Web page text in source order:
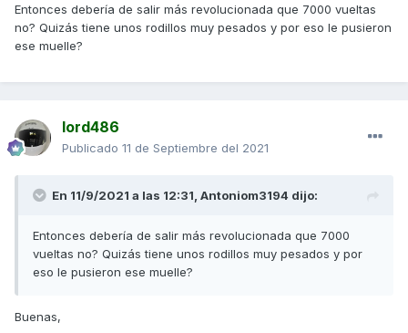
variadores y al ser más duro hace que la correa esté más
tensa, lo que mejora la respuesta al puño. También hace
que el motor vaya más revolucionado, lo que mejora las
eliminando la pereza inicial que estos producen en las
Saludos,
Entonces debería de salir más revolucionada que 7000 vueltas
no? Quizás tiene unos rodillos muy pesados y por eso le pusieron
ese muelle?
lord486
Publicado 11 de Septiembre del 2021
En 11/9/2021 a las 12:31, Antoniom3194 dijo:
Entonces debería de salir más revolucionada que 7000
vueltas no? Quizás tiene unos rodillos muy pesados y por
eso le pusieron ese muelle?
Buenas,